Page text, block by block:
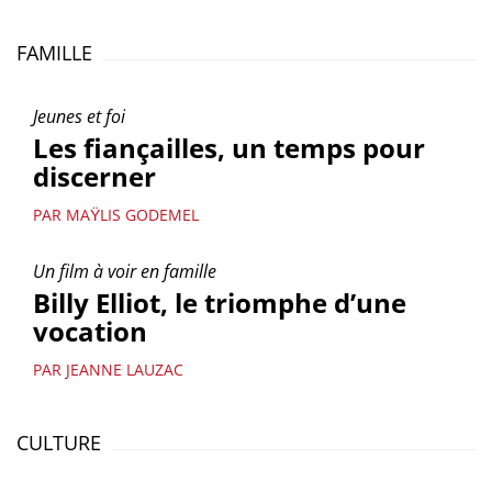
FAMILLE
Jeunes et foi
Les fiançailles, un temps pour
discerner
PAR MAŸLIS GODEMEL
Un film à voir en famille
Billy Elliot, le triomphe d’une
vocation
PAR JEANNE LAUZAC
CULTURE